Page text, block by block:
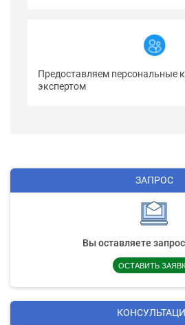
Предоставляем персональные
экспертом
ЗАПРОС
Вы оставляете
ОСТАВИТЬ